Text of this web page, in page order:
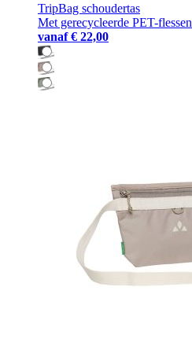
TripBag schoudertas
Met gerecycleerde PET-flessen
vanaf € 22,00